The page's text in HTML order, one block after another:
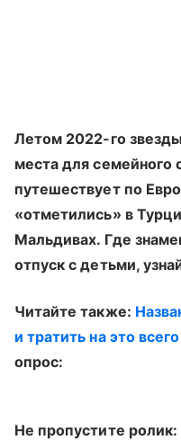
Летом 2022-го
места для семейного
путешествует по
«отметились» в
Мальдивах. Где
отпуск с детьми,
Читайте также:
и тратить на это
опрос:
Не пропустите ролик: